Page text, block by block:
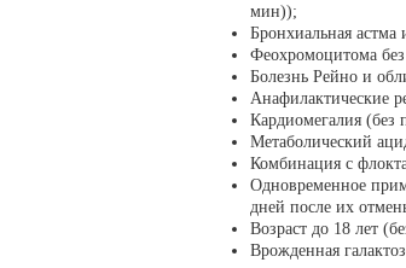
мин));
Бронхиальная астма
Феохромоцитома
Болезнь Рейно и
Анафилактические
Кардиомегалия (без
Метаболический
Комбинация с
Одновременное
дней после их
Возраст до 18 лет
Врожденная